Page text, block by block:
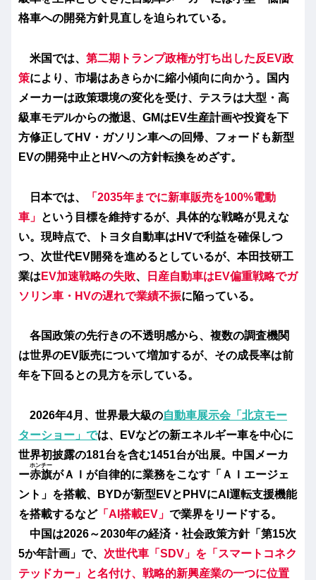
格車への開発方針見直しを迫られている。
米国では、 第二期トランプ政権が打ち出した反EV政
策により、市場はあきらかに縮小傾向に向かう。国内
メーカーは政策環境の変化を受け、テスラは大型・高
級車モデルからの撤退、GMは EV生産計画や投資を下
方修正して HV・ガソリン車への回帰、フォードも新型
EVの開発中止とHVへの方針転換をめざす。
日本では、
「2035年までに新車販売を100%電動
車」 という目標を維持するが、具体的な戦略が見えな
い。現時点で、トヨタ自動車はHVで利益を確保しつ
つ、次世代EV開発を進めるとしているが、本田技研工
業は EV加速戦略の失敗、
日産自動車はEV偏重戦略でガ
ソリン車・HVの遅れで業績不振に陥っている。
各国政策の先行きの不透明感から、複数の調査機関
は世界のEV販売について増加するが、その成長率は前
年を下回るとの見方を示している。
2026年4月、世界最大級の自動車展示会「北京モー
ターショー」では、EVなどの新エネルギー車を中心に
世界初披露の181台を含む1451台が出展。中国メーカ
ー赤旗
ホンチー
がＡＩが自律的に業務をこなす「ＡＩエージェ
ント」を搭載、BYDが新型EVとPHVにAI運転支援機能
を搭載するなど「AI搭載EV」 で業界をリードする。
中国は2026～2030年の経済・社会政策方針「第15次
5か年計画」で、 次世代車「SDV」を「スマートコネク
テッドカー」と名付け、戦略的新興産業の一つに位置